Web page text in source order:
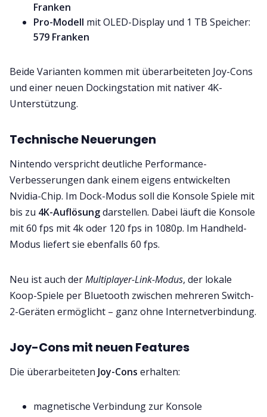
Franken
Pro-Modell mit OLED-Display und 1 TB Speicher:
579 Franken
Beide Varianten kommen mit überarbeiteten Joy-Cons
und einer neuen Dockingstation mit nativer 4K-
Unterstützung.
Technische Neuerungen
Nintendo verspricht deutliche Performance-
Verbesserungen dank einem eigens entwickelten
Nvidia-Chip. Im Dock-Modus soll die Konsole Spiele mit
bis zu 4K-Auflösungdarstellen. Dabei läuft die Konsole
mit 60 fps mit 4k oder 120 fps in 1080p. Im Handheld-
Modus liefert sie ebenfalls 60 fps.
Neu ist auch derMultiplayer-Link-Modus, der lokale
Koop-Spiele per Bluetooth zwischen mehreren Switch-
2-Geräten ermöglicht – ganz ohne Internetverbindung.
Joy-Cons mit neuen Features
Die überarbeiteten Joy-Cons erhalten:
magnetische Verbindung zur Konsole